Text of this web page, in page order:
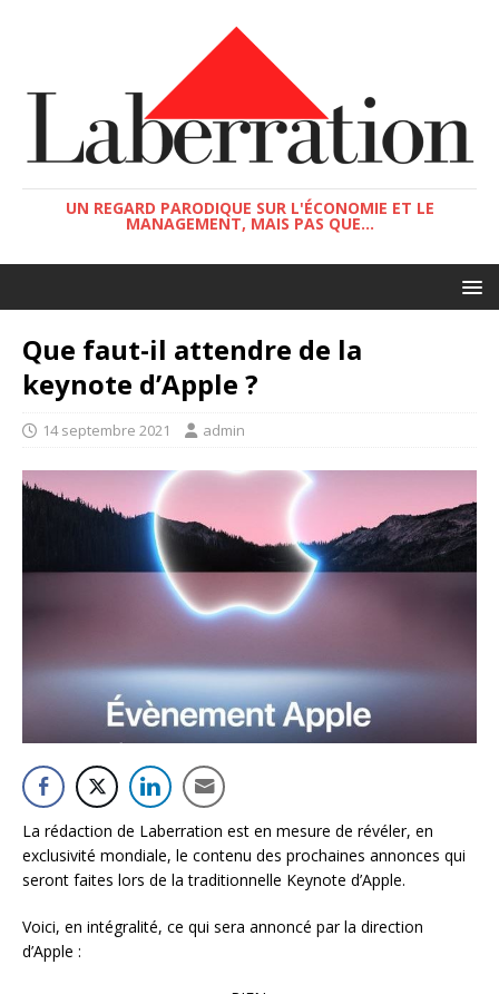
UN REGARD PARODIQUE SUR L'ÉCONOMIE ET LE
MANAGEMENT, MAIS PAS QUE...
Que faut-il attendre de la
keynote d’Apple ?
14 septembre 2021 admin
La rédaction de Laberration est en mesure de révéler, en
exclusivité mondiale, le contenu des prochaines annonces qui
seront faites lors de la traditionnelle Keynote d’Apple.
Voici, en intégralité, ce qui sera annoncé par la direction
d’Apple :